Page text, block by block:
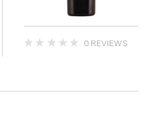
0 REVIEWS